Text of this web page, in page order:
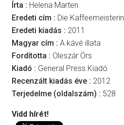
Írta : Helena Marten
Eredeti cím : Die Kaffeemeisterin
Eredeti kiadás : 2011
Magyar cím : A kávé illata
Fordította : Oleszár Örs
Kiadó : General Press Kiadó
Recenzált kiadás éve : 2012
Terjedelme (oldalszám) : 528
Vidd hírét!